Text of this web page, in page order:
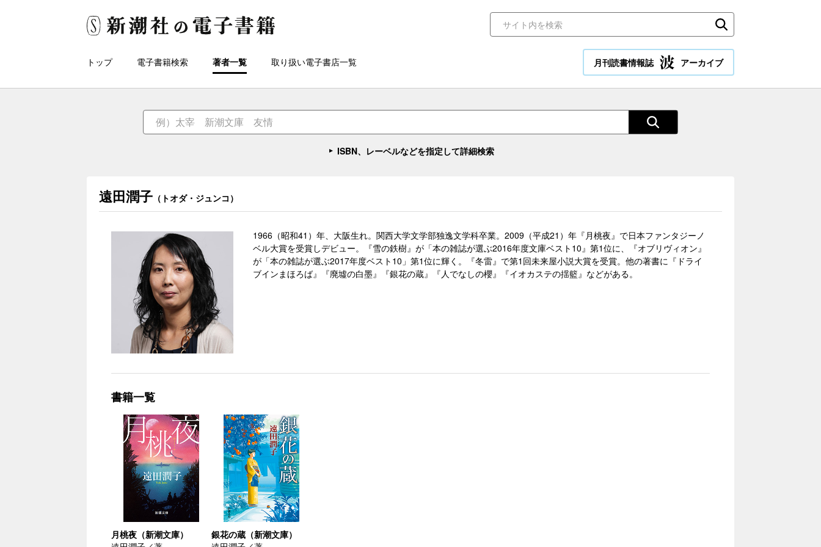
トップ 電子書籍検索 著者一覧 取り扱い電子書店一覧 月刊読書情報誌 アーカイブ
ISBN、レーベルなどを指定して詳細検索
遠田潤子 （トオダ・ジュンコ）
1966（昭和41）年、大阪生れ。関西大学文学部独逸文学科卒業。2009（平成21）年『月桃夜』で日本ファンタジーノ
ベル大賞を受賞しデビュー。『雪の鉄樹』が「本の雑誌が選ぶ2016年度文庫ベスト10』第1位に、『オブリヴィオン』
が「本の雑誌が選ぶ2017年度ベスト10」第1位に輝く。『冬雷』で第1回未来屋小説大賞を受賞。他の著書に『ドライ
ブインまほろば』『廃墟の白墨』『銀花の蔵』『人でなしの櫻』『イオカステの揺籃』などがある。
書籍一覧
月桃夜（新潮文庫）
銀花の蔵（新潮文庫）